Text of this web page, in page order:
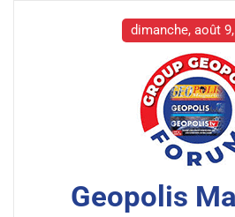
dimanche, août
Geopolis